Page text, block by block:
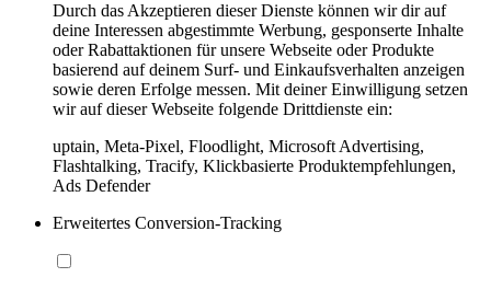
Durch das Akzeptieren dieser Dienste können wir dir auf
deine Interessen abgestimmte Werbung, gesponserte Inhalte
oder Rabattaktionen für unsere Webseite oder Produkte
basierend auf deinem Surf- und Einkaufsverhalten anzeigen
sowie deren Erfolge messen. Mit deiner Einwilligung setzen
wir auf dieser Webseite folgende Drittdienste ein:
uptain, Meta-Pixel, Floodlight, Microsoft Advertising,
Flashtalking, Tracify, Klickbasierte Produktempfehlungen,
Ads Defender
Erweitertes Conversion-Tracking